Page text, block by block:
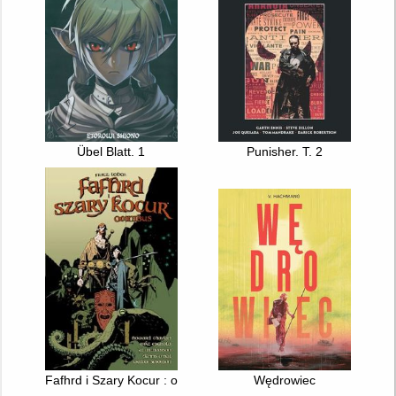
Übel Blatt. 1 Punisher. T. 2
Fafhrd i Szary Kocur : omnibus Wędrowiec